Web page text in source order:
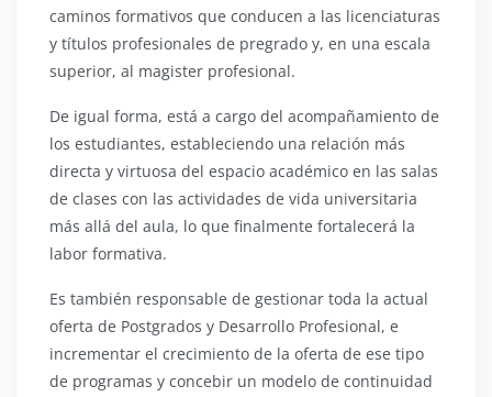
caminos formativos que conducen a las licenciaturas
y títulos profesionales de pregrado y, en una escala
superior, al magister profesional.
De igual forma, está a cargo del acompañamiento de
los estudiantes, estableciendo una relación más
directa y virtuosa del espacio académico en las salas
de clases con las actividades de vida universitaria
más allá del aula, lo que finalmente fortalecerá la
labor formativa.
Es también responsable de gestionar toda la actual
oferta de Postgrados y Desarrollo Profesional, e
incrementar el crecimiento de la oferta de ese tipo
de programas y concebir un modelo de continuidad